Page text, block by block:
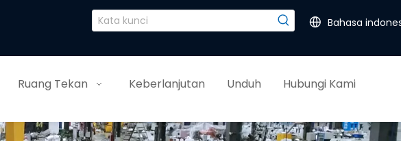
Bahasa
Ruang Tekan Keberlanjutan Unduh Hubungi Kami